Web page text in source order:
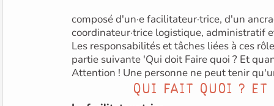
composé d'un·e facilitateur·trice, d'un ancrage, d'un·e hôte·sse, d'un·e
coordinateur·trice logistique, administratif
Les responsabilités et tâches liées à ces
partie suivante 'Qui doit Faire quoi ? Et
Attention ! Une personne ne peut tenir
QUI FAIT QUOI ?